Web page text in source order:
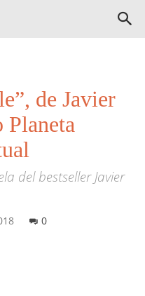
de Javier
Planeta
del bestseller Javier
0